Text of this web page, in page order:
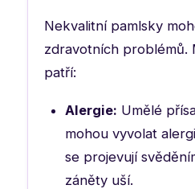
Nekvalitní pamlsky
zdravotních problémů.
patří:
Alergie: Umělé
mohou vyvolat
se projevují
záněty uší.